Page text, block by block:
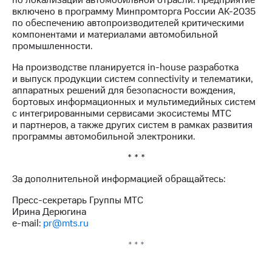
включено в программу Минпромторга России АК-2035
по обеспечению автопроизводителей критическими
компонентами и материалами автомобильной
промышленности.
На производстве планируется in-house разработка
и выпуск продукции систем connectivity и телематики,
аппаратных решений для безопасности вождения,
бортовых информационных и мультимедийных систем
с интегрированными сервисами экосистемы МТС
и партнеров, а также других систем в рамках развития
программы автомобильной электроники.
* * *
За дополнительной информацией обращайтесь:
Пресс-секретарь Группы МТС
Ирина Дерюгина
e-mail: pr@mts.ru
* * *